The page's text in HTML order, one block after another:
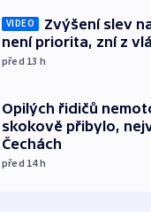
VIDEO
Zvýšení slev
není priorita, zní z
před 13 h
Opilých řidičů
skokově přibylo,
Čechách
před 14h